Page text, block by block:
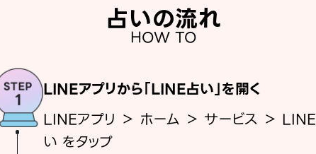
占いの流れ
HOW TO
LINEアプリから「LINE占い」を開く
LINEアプリ ＞ ホーム ＞ サービス ＞
い をタップ